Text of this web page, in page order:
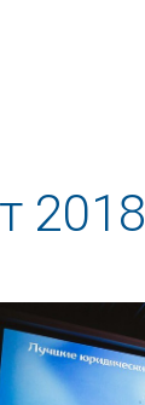
2018